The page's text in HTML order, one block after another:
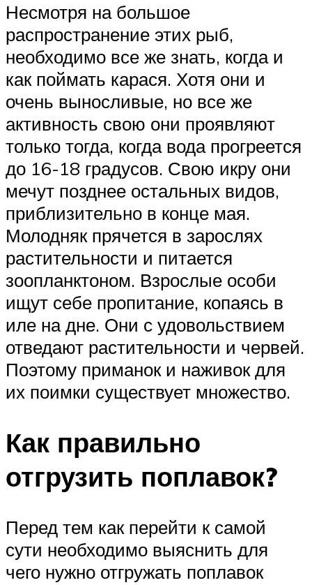
Несмотря на большое
распространение этих рыб,
необходимо все же знать, когда и
как поймать карася. Хотя они и
очень выносливые, но все же
активность свою они проявляют
только тогда, когда вода прогреется
до 16-18 градусов. Свою икру они
мечут позднее остальных видов,
приблизительно в конце мая.
Молодняк прячется в зарослях
растительности и питается
зоопланктоном. Взрослые особи
ищут себе пропитание, копаясь в
иле на дне. Они с удовольствием
отведают растительности и червей.
Поэтому приманок и наживок для
их поимки существует множество.
Как правильно
отгрузить поплавок?
Перед тем как перейти к самой
сути необходимо выяснить для
чего нужно отгружать поплавок